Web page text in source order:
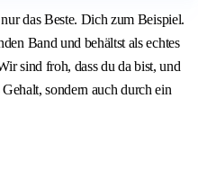
das Beste. Dich zum Beispiel.
Band und behältst als echtes
sind froh, dass du da bist, und
sondern auch durch ein